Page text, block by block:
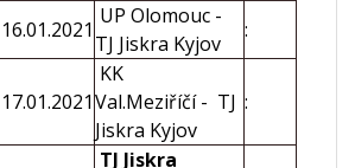
16.01.2021
UP Olomouc -
TJ Jiskra Kyjov
:
17.01.2021
KK
Val.Meziříčí - TJ
Jiskra Kyjov
:
TJ Jiskra